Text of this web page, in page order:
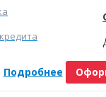
Подробнее